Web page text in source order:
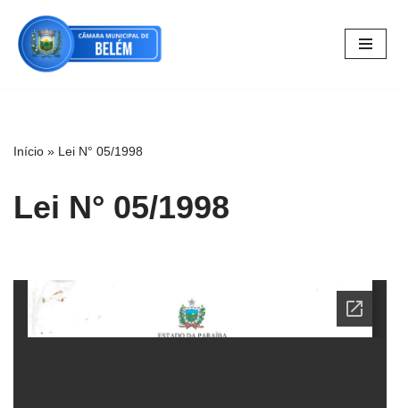
Pular
para
Início » Lei N° 05/1998
Lei N° 05/1998